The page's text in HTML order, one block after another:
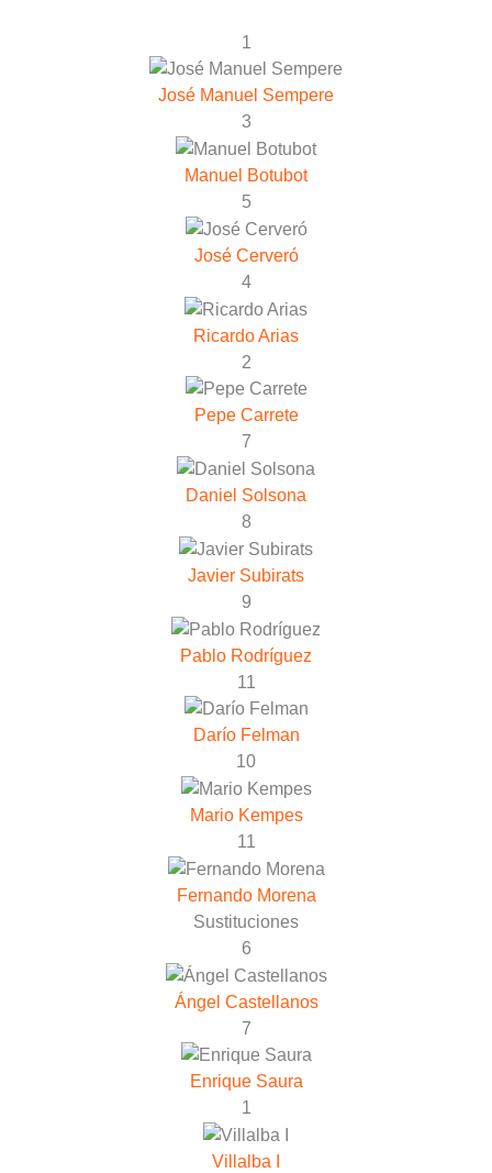
1
José Manuel Sempere
3
Manuel Botubot
5
José Cerveró
4
Ricardo Arias
2
Pepe Carrete
7
Daniel Solsona
8
Javier Subirats
9
Pablo Rodríguez
11
Darío Felman
10
Mario Kempes
11
Fernando Morena
Sustituciones
6
Ángel Castellanos
7
Enrique Saura
1
Villalba I